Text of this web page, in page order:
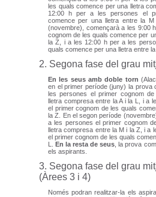
les quals comence per una lletra
12:00 h per a les persones el
comence per una lletra entre la
(novembre), començarà a les 9:00
cognom de les quals comence per
la Z, i a les 12:00 h per a les
quals comence per una lletra entre la
2. Segona fase del grau
En les seus amb doble torn
en el primer període (juny) la prova
les persones el primer cognom
lletra compresa entre la A i la L, i a
el primer cognom de les quals
la Z. En el segon període
a les persones el primer cognom
lletra compresa entre la M i la Z, i a
el primer cognom de les quals
L.En la resta de seus , la prova
els aspirants.
3. Segona fase del grau
(Àrees 3 i 4)
Només podran realitzar-la els